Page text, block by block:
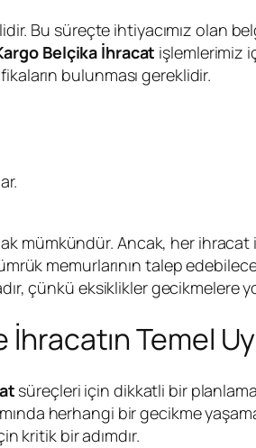
Bu süreçte ihtiyacımız olan
Belçika İhracat işlemlerimiz
bulunması gereklidir.
mümkündür. Ancak, her
memurlarının talep
çünkü eksiklikler gecikmelere
İhracatın Temel
süreçleri için dikkatli bir
herhangi bir gecikme
kritik bir adımdır.